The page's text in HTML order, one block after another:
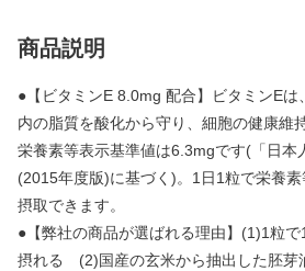
商品説明
●【ビタミンE 8.0mg 配合】ビタミンE
内の脂質を酸化から守り、細胞の健康維
栄養素等表示基準値は6.3mgです(「日本
(2015年度版)に基づく)。1日1粒で栄養
摂取できます。
●【弊社の商品が選ばれる理由】(1)1粒
摂れる (2)国産の玄米から抽出した胚芽